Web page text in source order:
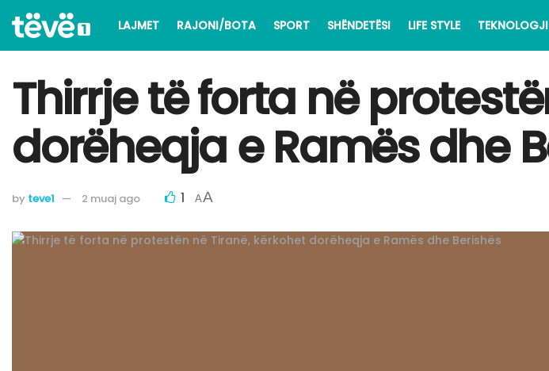
LAJMET RAJONI/BOTA SPORT SHËNDETËSI LIFE STYLE TEKNOLOGJI
Thirrje të forta në
dorëheqja e Ramës dhe
by teve1 2 muaj ago 1 AA